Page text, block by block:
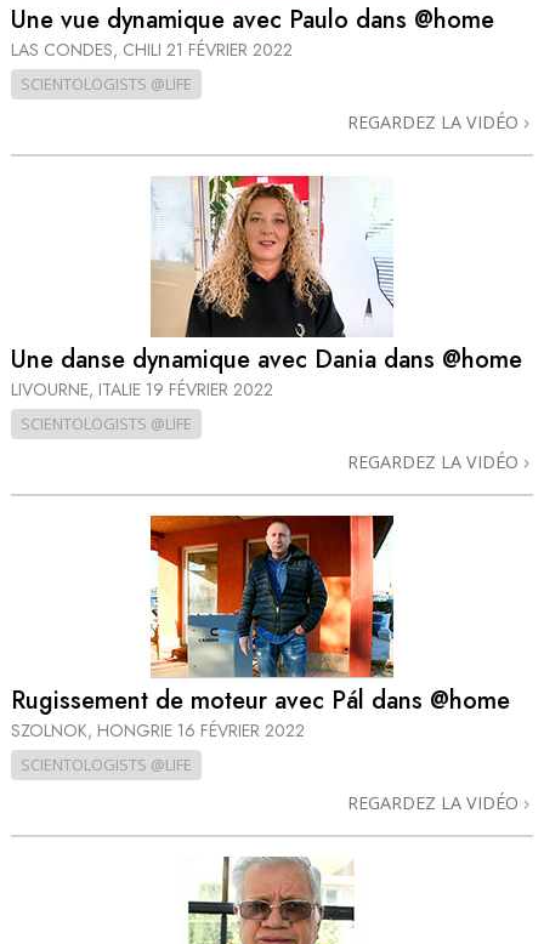
Une vue dynamique avec Paulo dans @home
LAS CONDES, CHILI 21 FÉVRIER 2022
SCIENTOLOGISTS @LIFE
REGARDEZ LA VIDÉO
Une danse dynamique avec Dania dans @home
LIVOURNE, ITALIE 19 FÉVRIER 2022
SCIENTOLOGISTS @LIFE
REGARDEZ LA VIDÉO
Rugissement de moteur avec Pál dans @home
SZOLNOK, HONGRIE 16 FÉVRIER 2022
SCIENTOLOGISTS @LIFE
REGARDEZ LA VIDÉO